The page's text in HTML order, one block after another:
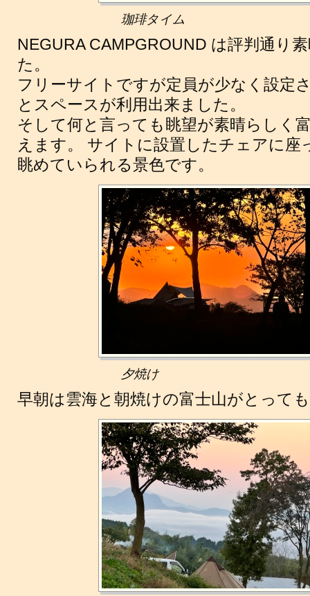
珈琲タイム
NEGURA CAMPGROUND は評判通り
た。
フリーサイトですが定員が少なく設定
とスペースが利用出来ました。
そして何と言っても眺望が素晴らしく
えます。 サイトに設置したチェアに
眺めていられる景色です。
夕焼け
早朝は雲海と朝焼けの富士山がとって